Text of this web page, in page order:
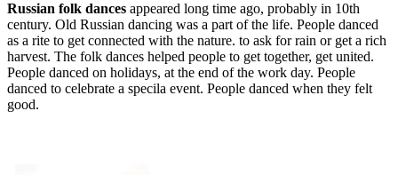
Russian folk dances appeared long time ago, probably in 10th
century. Old Russian dancing was a part of the life. People danced
as a rite to get connected with the nature. to ask for rain or get a rich
harvest. The folk dances helped people to get together, get united.
People danced on holidays, at the end of the work day. People
danced to celebrate a specila event. People danced when they felt
good.